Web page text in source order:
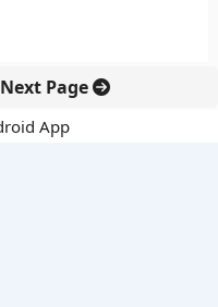
Next Page
App